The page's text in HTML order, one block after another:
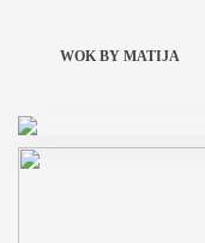
WOK BY MATIJA